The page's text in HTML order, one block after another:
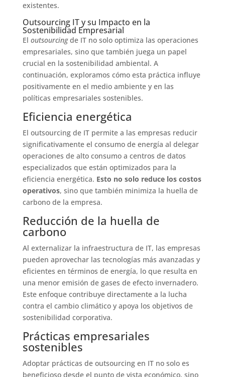
existentes.
Outsourcing IT y su Impacto en la
Sostenibilidad Empresarial
El outsourcingde IT no solo optimiza las operaciones
empresariales, sino que también juega un papel
crucial en la sostenibilidad ambiental. A
continuación, exploramos cómo esta práctica influye
positivamente en el medio ambiente y en las
políticas empresariales sostenibles.
Eficiencia energética
El outsourcing de IT permite a las empresas reducir
significativamente el consumo de energía al delegar
operaciones de alto consumo a centros de datos
especializados que están optimizados para la
eficiencia energética. Esto no solo reduce los costos
operativos, sino que también minimiza la huella de
carbono de la empresa.
Reducción de la huella de
carbono
Al externalizar la infraestructura de IT, las empresas
pueden aprovechar las tecnologías más avanzadas y
eficientes en términos de energía, lo que resulta en
una menor emisión de gases de efecto invernadero.
Este enfoque contribuye directamente a la lucha
contra el cambio climático y apoya los objetivos de
sostenibilidad corporativa.
Prácticas empresariales
sostenibles
Adoptar prácticas de outsourcing en IT no solo es
beneficioso desde el punto de vista económico, sino